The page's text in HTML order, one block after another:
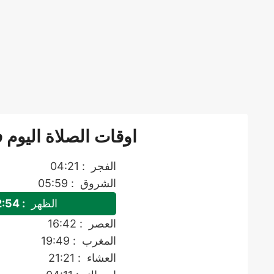
اوقات الصلاة
الفجر
: 04:21
الشروق : 05:59
الظهر
: 12:54
العصر
: 16:42
المغرب : 19:49
العشاء : 21:21